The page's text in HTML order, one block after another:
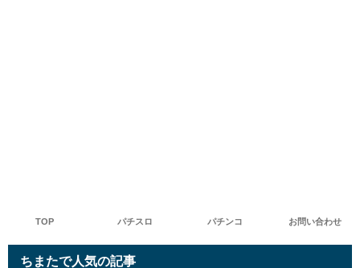
TOP パチスロ パチンコ お問い合わせ
ちまたで人気の記事